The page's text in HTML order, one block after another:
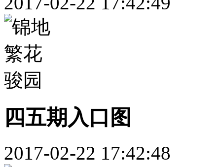
四五期入口图
2017-02-22 17:42:48